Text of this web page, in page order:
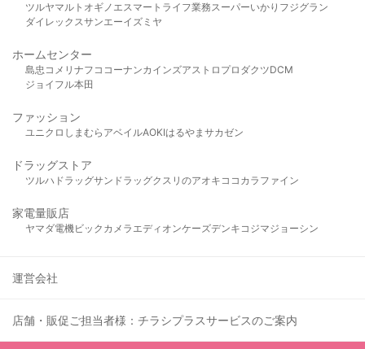
ツルヤマルト オギノ エスマート ライフ業務スーパーいかり フジグラン
ダイレックスサンエーイズミヤ
ホームセンター
島忠 コメリ ナフコ コーナンカインズアストロプロダクツDCM
ジョイフル本田
ファッション
ユニクロ しまむら アベイルAOKIはるやま サカゼン
ドラッグストア
ツルハドラッグサンドラッグクスリのアオキ ココカラファイン
家電量販店
ヤマダ電機ビックカメラ エディオンケーズデンキ コジマジョーシン
運営会社
店舗・販促ご担当者様：チラシプラスサービスのご案内